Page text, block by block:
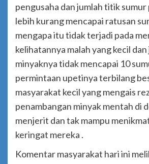
pengusaha dan jumlah titik
lebih kurang mencapai ratusan
mengapa itu tidak terjadi pada
kelihatannya malah yang kecil
minyaknya tidak mencapai 10
permintaan upetinya terbilang
masyarakat kecil yang mengais
penambangan minyak mentah di
menjerit dan tak mampu
keringat mereka .
Komentar masyarakat hari ini